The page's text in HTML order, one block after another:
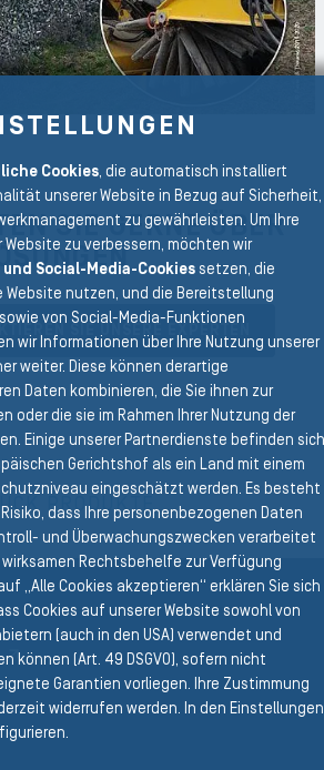
SIE GERNE ÜBER
SIE UNSERE EXPERTEN
PRODUKTE
Cookies, die automatisch installiert
unserer Website in Bezug auf Sicherheit,
zu gewährleisten. Um Ihre
zu verbessern, möchten wir
Social-Media-Cookiessetzen, die
Website nutzen, und die Bereitstellung
von Social-Media-Funktionen
wir Informationen über Ihre Nutzung unserer
weiter. Diese können derartige
Daten kombinieren, die Sie ihnen zur
oder die sie im Rahmen Ihrer Nutzung der
Einige unserer Partnerdienste befinden sich
Gerichtshof als ein Land mit einem
eingeschätzt werden. Es besteht
dass Ihre personenbezogenen Daten
und Überwachungszwecken verarbeitet
Rechtsbehelfe zur Verfügung
„Alle Cookies akzeptieren“ erklären Sie sich
Cookies auf unserer Website sowohl von
(auch in den USA) verwendet und
können (Art. 49 DSGVO), sofern nicht
Garantien vorliegen. Ihre Zustimmung
widerrufen werden. In den Einstellungen